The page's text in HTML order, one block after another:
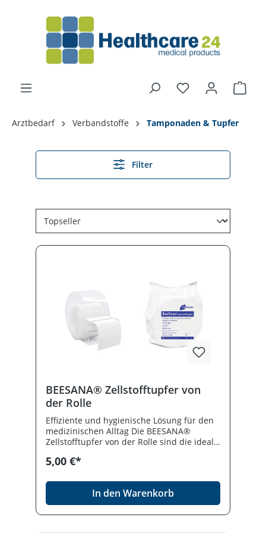
Arztbedarf Verbandstoffe Tamponaden & Tupfer
Filter
BEESANA® Zellstofftupfer von
der Rolle
Effiziente und hygienische Lösung für den
medizinischen Alltag Die BEESANA®
Zellstofftupfer von der Rolle sind die ideale
Wert auf effiziente, hygienische und
legen. Entwickelt für die vielfältigen
Anforderungen in Arztpraxen, Kliniken,
Pflegeeinrichtungen und anderen
medizinischen Versorgungsbereichen,
5,00 €*
In den Warenkorb